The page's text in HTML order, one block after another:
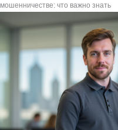
мошенничестве: что важно знать